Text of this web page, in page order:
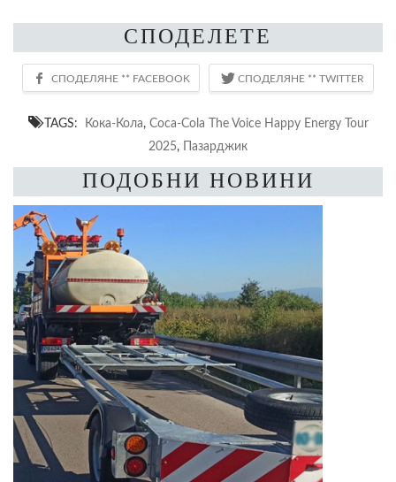
СПОДЕЛЕТЕ
TAGS: Кока-Кола, Coca-Cola The Voice Happy Energy Tour
2025, Пазарджик
ПОДОБНИ НОВИНИ